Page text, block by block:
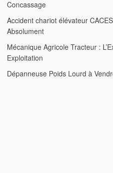
Concassage
Accident chariot élévateur
Absolument
Mécanique Agricole Tracteur :
Exploitation
Dépanneuse Poids Lourd à